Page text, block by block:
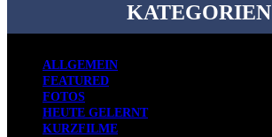
KATEGORIEN
ALLGEMEIN
FEATURED
FOTOS
HEUTE GELERNT
KURZFILME